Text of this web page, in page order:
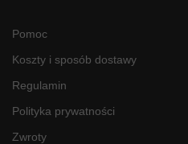
Pomoc
Koszty i sposób dostawy
Regulamin
Polityka prywatności
Zwroty